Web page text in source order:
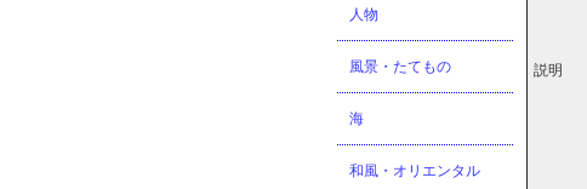
人物
風景・たてもの
海
和風・オリエンタル
説明